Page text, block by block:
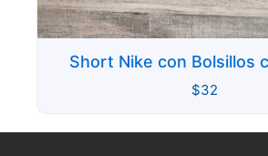
Short Nike con Bolsillos
$32